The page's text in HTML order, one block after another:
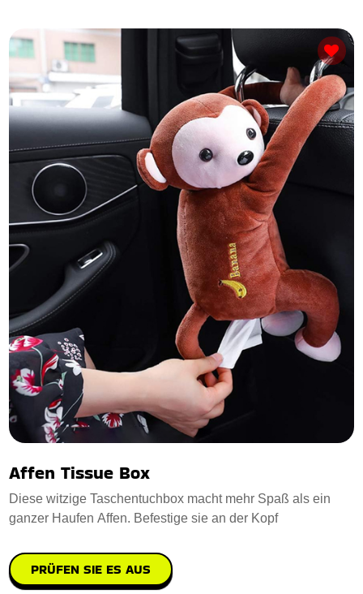
Affen Tissue Box
Diese witzige Taschentuchbox macht mehr Spaß als ein
ganzer Haufen Affen. Befestige sie an der Kopf
PRÜFEN SIE ES AUS